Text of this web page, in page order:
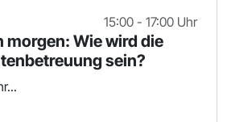
15:00 - 17:00 Uhr
morgen: Wie wird die
sein?